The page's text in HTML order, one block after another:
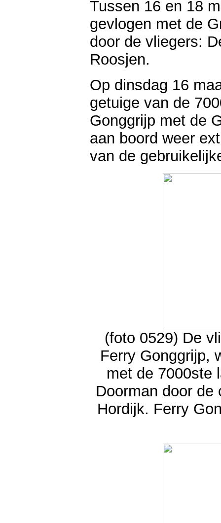
Tussen 16 en 18
gevlogen met de
door de vliegers:
Roosjen.
Op dinsdag 16
getuige van de
Gonggrijp met de
aan boord weer
van de
(foto 0529) De
Ferry Gonggrijp,
met de 7000ste
Doorman door
Hordijk. Ferry